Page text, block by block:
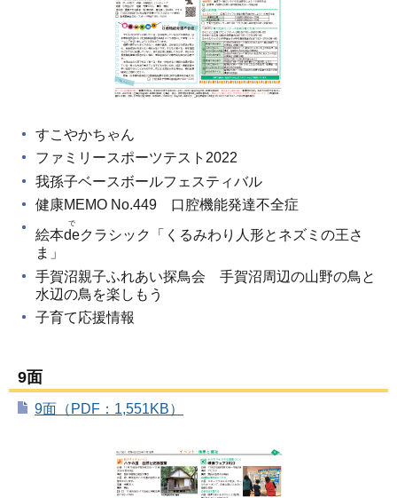
すこやかちゃん
ファミリースポーツテスト2022
我孫子ベースボールフェスティバル
健康MEMO No.449 口腔機能発達不全症
絵本de
で
クラシック「くるみわり人形とネズミの王さ
ま」
手賀沼親子ふれあい探鳥会 手賀沼周辺の山野の鳥と
水辺の鳥を楽しもう
子育て応援情報
9面
9面（PDF：1,551KB）